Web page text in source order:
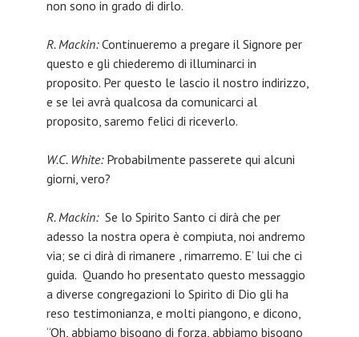
non sono in grado di dirlo.
R. Mackin:Continueremo a pregare il Signore per
questo e gli chiederemo di illuminarci in
proposito. Per questo le lascio il nostro indirizzo,
e se lei avrà qualcosa da comunicarci al
proposito, saremo felici di riceverlo.
W.C. White: Probabilmente passerete qui alcuni
giorni, vero?
R. Mackin: Se lo Spirito Santo ci dirà che per
adesso la nostra opera è compiuta, noi andremo
via; se ci dirà di rimanere , rimarremo. E’ lui che ci
guida. Quando ho presentato questo messaggio
a diverse congregazioni lo Spirito di Dio gli ha
reso testimonianza, e molti piangono, e dicono,
“Oh, abbiamo bisogno di forza, abbiamo bisogno